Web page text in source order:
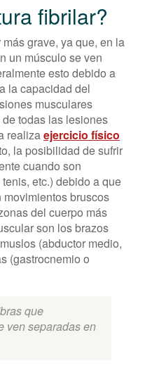
fibrilar?
grave, ya que, en la
un músculo se ven
esto debido a
la capacidad del
musculares
todas las lesiones
realizaejercicio físico
la posibilidad de sufrir
cuando son
etc.) debido a que
bruscos
del cuerpo más
son los brazos
(abductor medio,
(gastrocnemio o
que
ven separadas en